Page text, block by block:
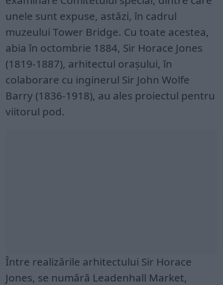
unele sunt expuse, astăzi, în cadrul
muzeului Tower Bridge. Cu toate acestea,
abia în octombrie 1884, Sir Horace Jones
(1819-1887), arhitectul oraşului, în
colaborare cu inginerul Sir John Wolfe
Barry (1836-1918), au ales proiectul pentru
viitorul pod.
Între realizările arhitectului Sir Horace
Jones, se numără Leadenhall Market,